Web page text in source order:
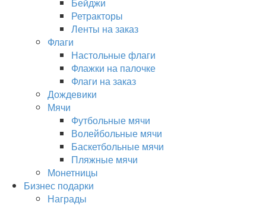
Ретракторы
Ленты на заказ
Флаги
Настольные флаги
Флажки на палочке
Флаги на заказ
Дождевики
Мячи
Футбольные мячи
Волейбольные мячи
Баскетбольные мячи
Пляжные мячи
Монетницы
Бизнес подарки
Награды